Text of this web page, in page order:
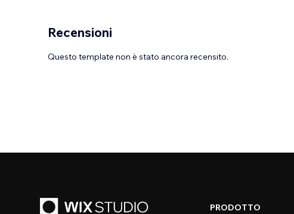
Recensioni
Questo template non è stato ancora recensito.
PRODOTTO